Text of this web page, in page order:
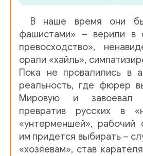
010
011
012
013
014
016
В наше время они
фашистами» – верили в
превосходство»,
орали «хайль»,
Пока не провалились в
реальность, где фюрер
Мировую и завоевал
превратив русских в
«унтерменшей», рабочий
им придется выбирать –
«хозяевам», став